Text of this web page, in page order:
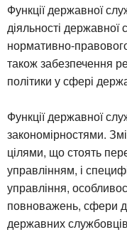
Функції державної
діяльності державної
нормативно-
також забезпечення
політики у сфері
Функції державної
закономірностями.
цілями, що стоять
управлінням, і
управління,
повноважень, сфери
державних